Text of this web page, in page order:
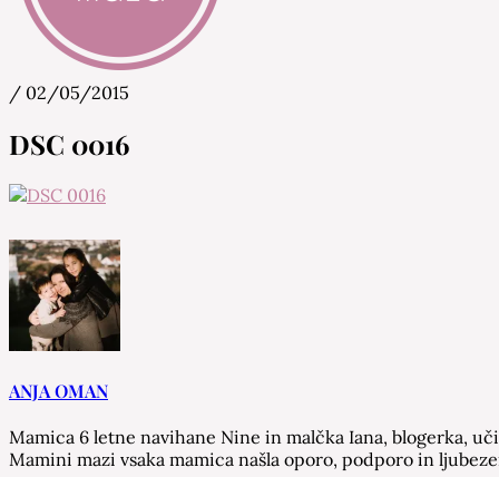
Mamina Maza
/ 02/05/2015
DSC 0016
ANJA OMAN
Mamica 6 letne navihane Nine in malčka Iana, blogerka,
Mamini mazi vsaka mamica našla oporo, podporo in